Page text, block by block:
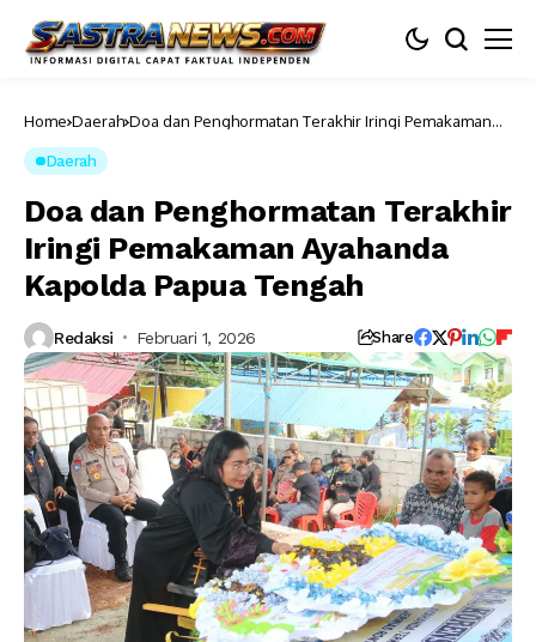
Home Daerah Doa dan Penghormatan Terakhir Iringi Pemakaman
Daerah
Doa dan Penghormatan Terakhir
Iringi Pemakaman Ayahanda
Kapolda Papua Tengah
Redaksi Februari 1, 2026 Share